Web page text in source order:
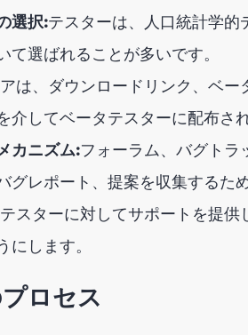
選択:テスターは、人口統計学
て選ばれることが多いです。
は、ダウンロードリンク、ベ
介してベータテスターに配布され
カニズム:フォーラム、バグトラ
グレポート、提案を収集するた
スターに対してサポートを提
にします。
ロセス